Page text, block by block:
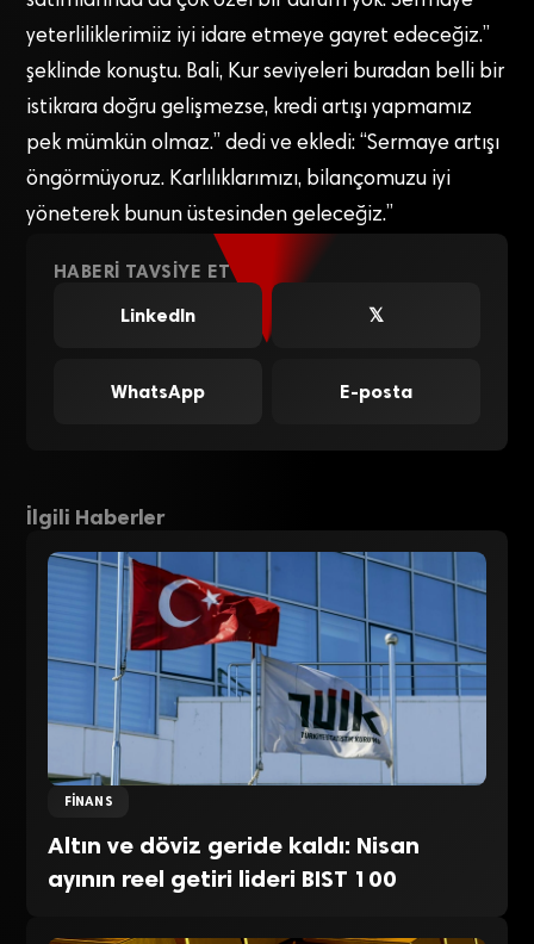
yeterliliklerimiiz iyi idare etmeye gayret edeceğiz.”
şeklinde konuştu. Bali, Kur seviyeleri buradan belli bir
istikrara doğru gelişmezse, kredi artışı yapmamız
pek mümkün olmaz.” dedi ve ekledi: “Sermaye artışı
öngörmüyoruz. Karlılıklarımızı, bilançomuzu iyi
yöneterek bunun üstesinden geleceğiz.”
HABERI TAVSIYE ET
LinkedIn
𝕏
WhatsApp E-posta
İlgili Haberler
FINANS
Altın ve döviz geride kaldı: Nisan
ayının reel getiri lideri BIST 100